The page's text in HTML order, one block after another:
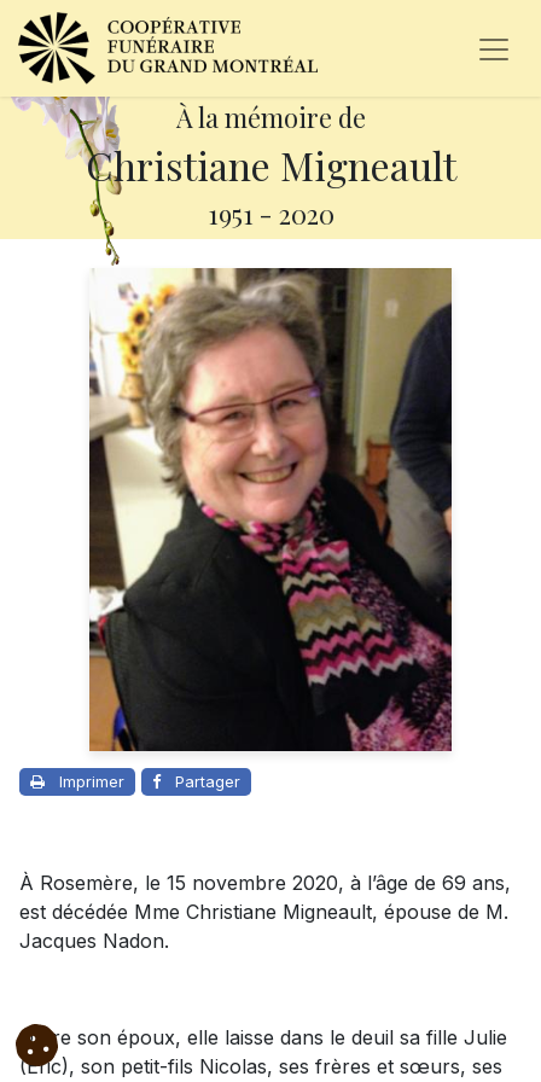
À la mémoire de
Christiane Migneault
1951 - 2020
Imprimer Partager
À Rosemère, le 15 novembre 2020, à l’âge de 69 ans,
est décédée Mme Christiane Migneault, épouse de M.
Jacques Nadon.
Outre son époux, elle laisse dans le deuil sa fille Julie
(Éric), son petit-fils Nicolas, ses frères et sœurs, ses